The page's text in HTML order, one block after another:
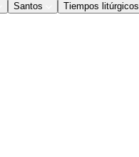
Santos Tiempos litúrgicos